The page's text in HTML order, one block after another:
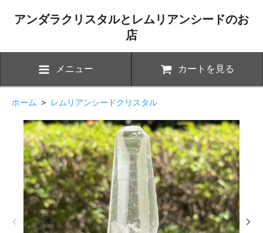
アンダラクリスタルとレムリアンシードのお
店
メニュー カートを見る
ホーム > レムリアンシードクリスタル